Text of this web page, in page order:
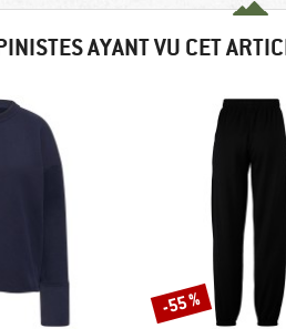
AYANT VU CET
Remise
-55 %